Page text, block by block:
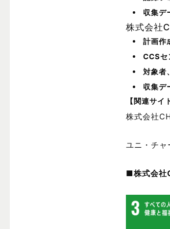
収集デ
株式会社
計画作
CCSセ
対象者
収集デ
【関連サイ
株式会社
ユニ・チ
■株式会社